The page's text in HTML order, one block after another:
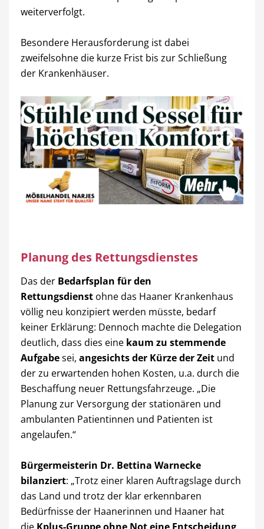
weiterverfolgt.
Besondere Herausforderung ist dabei
zweifelsohne die kurze Frist bis zur Schließung
der Krankenhäuser.
Planung des Rettungsdienstes
Das der Bedarfsplan für den
Rettungsdienst ohne das Haaner Krankenhaus
völlig neu konzipiert werden müsste, bedarf
keiner Erklärung: Dennoch machte die Delegation
deutlich, dass dies eine kaum zu stemmende
Aufgabesei, angesichts der Kürze der Zeit und
der zu erwartenden hohen Kosten, u.a. durch die
Beschaffung neuer Rettungsfahrzeuge. „Die
Planung zur Versorgung der stationären und
ambulanten Patientinnen und Patienten ist
angelaufen.“
Bürgermeisterin Dr. Bettina Warnecke
bilanziert: „Trotz einer klaren Auftragslage durch
das Land und trotz der klar erkennbaren
Bedürfnisse der Haanerinnen und Haaner hat
die Kplus-Gruppe ohne Not eine Entscheidung